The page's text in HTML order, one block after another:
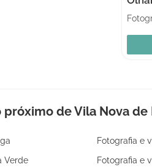
de Vila Nova de
Fotografia e
Verde
Fotografia e